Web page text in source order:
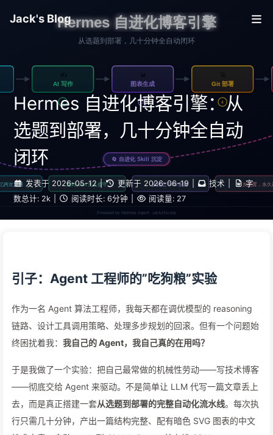
Jack's Blog
Hermes 自进化博客引擎：从
选题到部署，几十分钟全自动
闭环
发表于 2026-05-12 | 更新于 2026-06-19 技术
字
数总计: 2k 阅读时长: 6分钟 阅读量: 27
引子：Agent 工程师的”吃狗粮”实验
作为一名 Agent 算法工程师，我每天都在调优模型的 reasoning
链路、设计工具调用策略、处理多步规划的回滚。但有一个问题始
终困扰着我： 我自己的 Agent，我自己真的在用吗？
于是我做了一个实验：把自己最常做的机械性劳动——写技术博客
——彻底交给 Agent 来驱动。不是简单让 LLM 代写一篇文章丢上
去，而是真正搭建一套从选题到部署的完整自动化流水线。每次执
行只需几十分钟，产出一篇结构完整、配有暗色 SVG 图表的中文